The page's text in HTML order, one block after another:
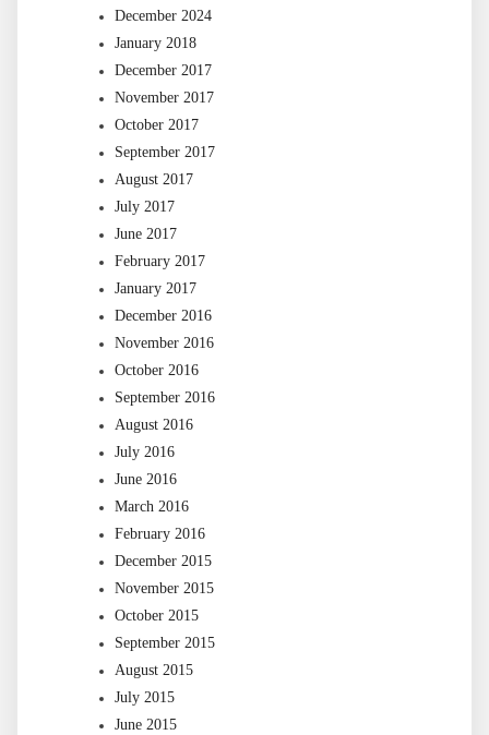
December 2024
January 2018
December 2017
November 2017
October 2017
September 2017
August 2017
July 2017
June 2017
February 2017
January 2017
December 2016
November 2016
October 2016
September 2016
August 2016
July 2016
June 2016
March 2016
February 2016
December 2015
November 2015
October 2015
September 2015
August 2015
July 2015
June 2015